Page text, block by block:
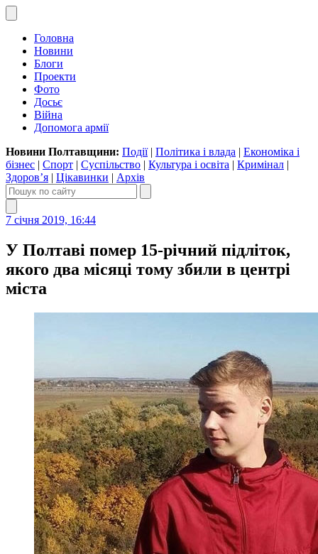
Головна
Новини
Блоги
Проекти
Фото
Досьє
Війна
Допомога армії
Новини Полтавщини: Події| Політика і влада | Економіка і
бізнес | Спорт | Суспільство | Культура і освіта | Кримінал |
Здоров’я | Цікавинки | Архів
7 січня 2019, 16:44
У Полтаві помер 15-річний підліток,
якого два місяці тому збили в центрі
міста